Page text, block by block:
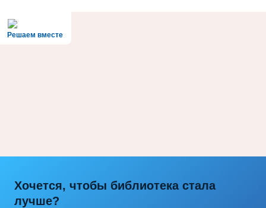
Решаем вместе
Хочется, чтобы библиотека стала
лучше?